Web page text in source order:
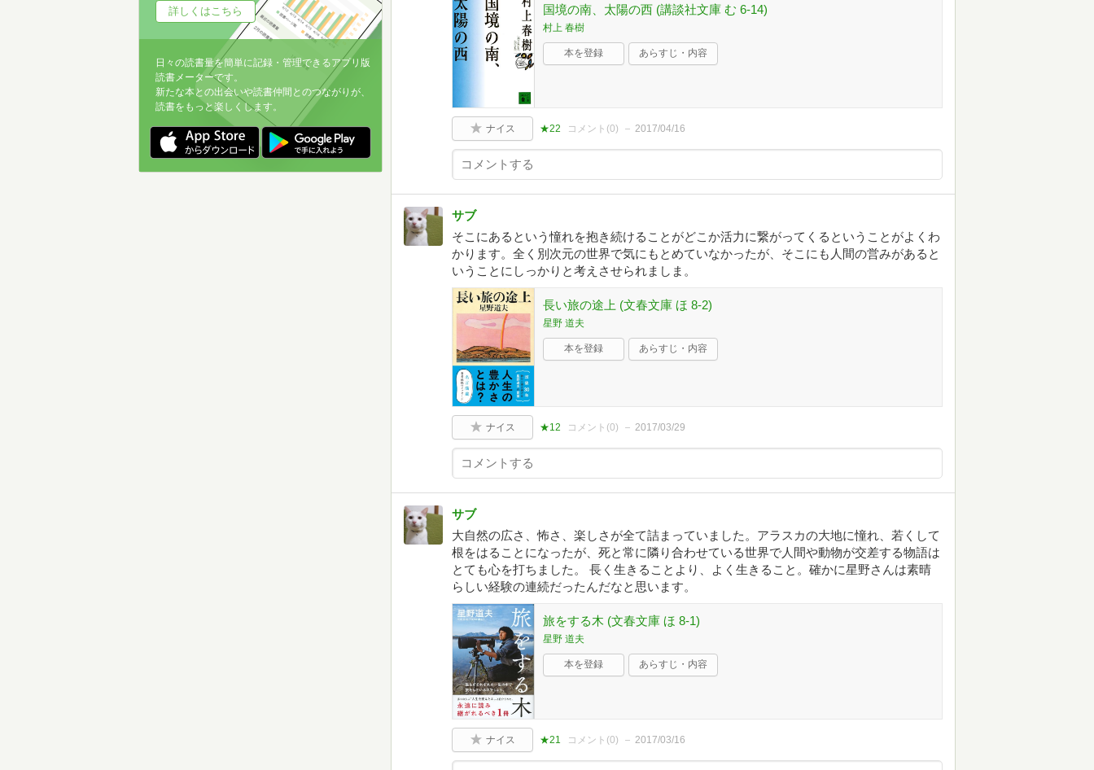
国境の南、太陽の西 (講談社文庫 む 6-14)
村上 春樹
本を登録 あらすじ・内容
ナイス ★22 コメント(0) 2017/04/16
サブ
そこにあるという憧れを抱き続けることがどこか活力に繋がってくるということがよくわ
かります。全く別次元の世界で気にもとめていなかったが、そこにも人間の営みがあると
いうことにしっかりと考えさせられましま。
長い旅の途上 (文春文庫 ほ 8-2)
星野 道夫
本を登録 あらすじ・内容
ナイス ★12 コメント(0) 2017/03/29
サブ
大自然の広さ、怖さ、楽しさが全て詰まっていました。アラスカの大地に憧れ、若くして
根をはることになったが、死と常に隣り合わせている世界で人間や動物が交差する物語は
とても心を打ちました。 長く生きることより、よく生きること。確かに星野さんは素晴
らしい経験の連続だったんだなと思います。
旅をする木 (文春文庫 ほ 8-1)
星野 道夫
本を登録 あらすじ・内容
ナイス ★21 コメント(0) 2017/03/16
詳しくはこちら
日々の読書量を簡単に記録・管理できるアプリ版
読書メーターです。
新たな本との出会いや読書仲間とのつながりが、
読書をもっと楽しくします。